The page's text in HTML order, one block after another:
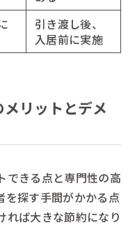
引き渡し後、
入居前に実施
リットとデメ
できる点と専門性の高
を探す手間がかかる点
れば大きな節約になり